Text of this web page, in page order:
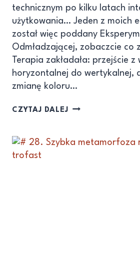
technicznym po kilku latach
użytkowania… Jeden z moich
został więc poddany
Odmładzającej, zobaczcie co
Terapia zakładała: przejście z
horyzontalnej do wertykalnej,
zmianę koloru…
CZYTAJ DALEJ